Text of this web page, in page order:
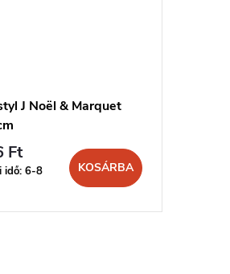
J Noël & Marquet
Ft
idő: 6-8
KOSÁRBA